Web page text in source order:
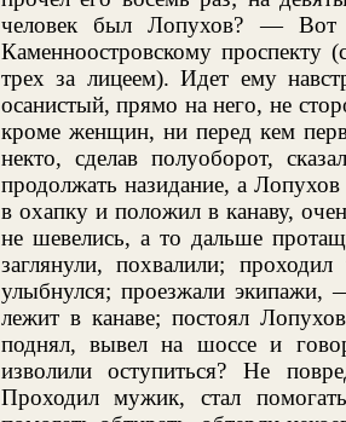
человек был Лопухов? —
Каменноостровскому проспекту
трех за лицеем). Идет ему
осанистый, прямо на него, не
кроме женщин, ни перед кем
некто, сделав полуоборот,
продолжать назидание, а
в охапку и положил в канаву,
не шевелись, а то дальше
заглянули, похвалили;
улыбнулся; проезжали
лежит в канаве; постоял
поднял, вывел на шоссе и
изволили оступиться? Не
Проходил мужик, стал